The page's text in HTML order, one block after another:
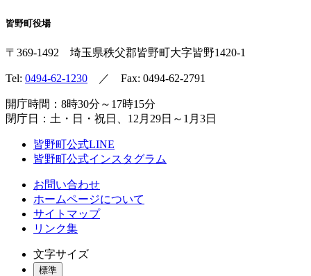
皆野町役場
〒369-1492 埼玉県秩父郡皆野町大字皆野1420-1
Tel: 0494-62-1230 ／ Fax: 0494-62-2791
開庁時間：8時30分～17時15分
閉庁日：土・日・祝日、12月29日～1月3日
皆野町公式LINE
皆野町公式インスタグラム
お問い合わせ
ホームページについて
サイトマップ
リンク集
文字サイズ
標準